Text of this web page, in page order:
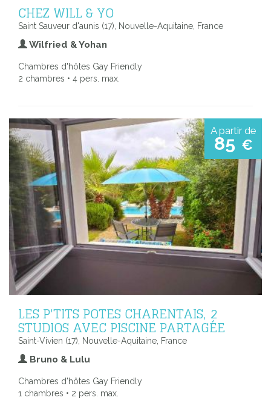
CHEZ WILL & YO
Saint Sauveur d'aunis (17), Nouvelle-Aquitaine, France
Wilfried & Yohan
Chambres d'hôtes Gay Friendly
2 chambres • 4 pers. max.
A partir de
85 €
LES P'TITS POTES CHARENTAIS, 2
STUDIOS AVEC PISCINE PARTAGÉE
Saint-Vivien (17), Nouvelle-Aquitaine, France
Bruno & Lulu
Chambres d'hôtes Gay Friendly
1 chambres • 2 pers. max.